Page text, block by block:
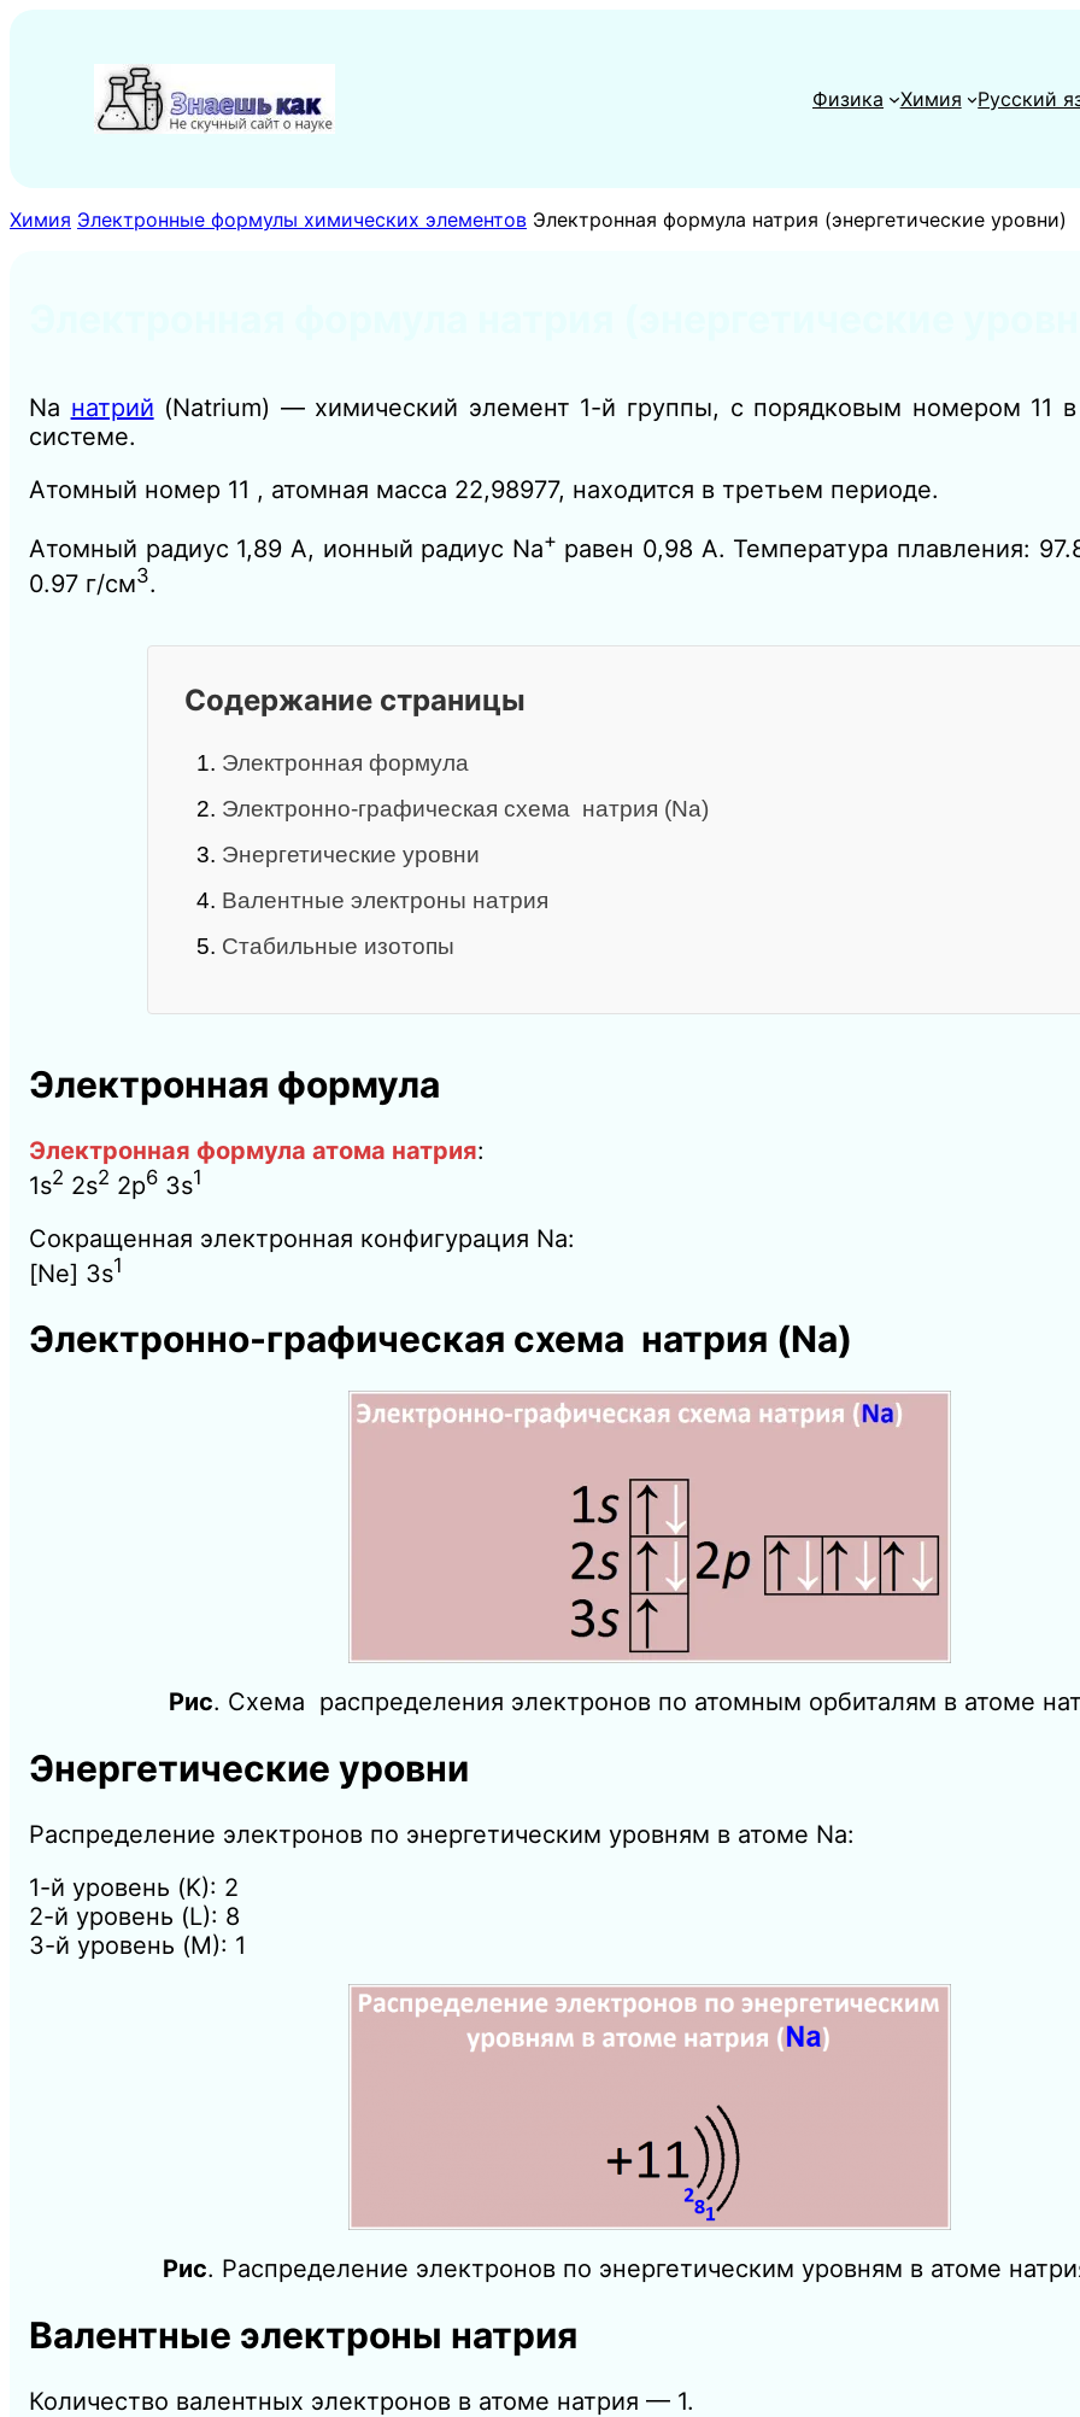
содержимому
Физика
Химия Русский
Химия Электронные формулы химических элементов Электронная формула натрия (энергетические уровни)
Na натрий (Natrium) — химический элемент 1-й группы, с порядковым номером 11 в
системе.
Атомный номер 11 , атомная масса 22,98977, находится в третьем периоде.
Атомный радиус 1,89 А, ионный радиус Na+ равен 0,98 А. Температура плавления:
0.97 г/см3.
Содержание страницы
1. Электронная формула
2. Электронно-графическая схема натрия (Nа)
3. Энергетические уровни
4. Валентные электроны натрия
5. Стабильные изотопы
Электронная формула
Электронная формула атома натрия:
1s2 2s2 2p6 3s1
Сокращенная электронная конфигурация Na:
[Ne] 3s1
Электронно-графическая схема натрия (Nа)
Рис. Схема распределения электронов по атомным орбиталям в атоме
Энергетические уровни
Распределение электронов по энергетическим уровням в атоме Nа:
1-й уровень (K): 2
2-й уровень (L): 8
3-й уровень (M): 1
Рис. Распределение электронов по энергетическим уровням в атоме
Валентные электроны натрия
Количество валентных электронов в атоме натрия — 1.